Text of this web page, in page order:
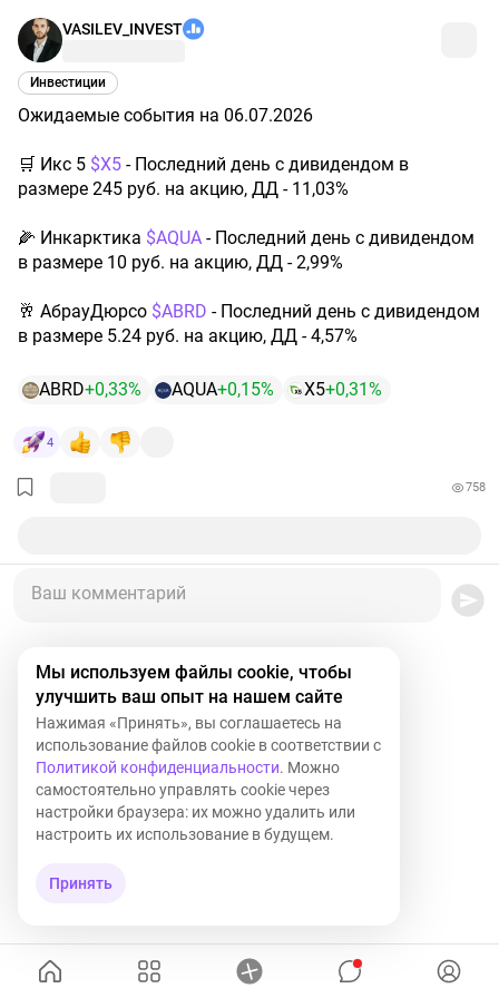
VASILEV_INVEST
Инвестиции
Ожидаемые события на 06.07.2026
🛒 Икс 5 ​ $X5 - Последний день с дивидендом в
размере 245 руб. на акцию, ДД - 11,03%
🌽 Инкарктика ​ $AQUA - Последний день с дивидендом
в размере 10 руб. на акцию, ДД - 2,99%
🥂 АбрауДюрсо ​ $ABRD - Последний день с дивидендом
в размере 5.24 руб. на акцию, ДД - 4,57%
ABRD+0,33% AQUA+0,15% X5+0,31%
4
758
Ваш комментарий
Мы используем файлы cookie, чтобы
улучшить ваш опыт на нашем сайте
Нажимая «Принять», вы соглашаетесь на
использование файлов cookie в соответствии с
Политикой конфиденциальности. Можно
самостоятельно управлять cookie через
настройки браузера: их можно удалить или
настроить их использование в будущем.
Принять